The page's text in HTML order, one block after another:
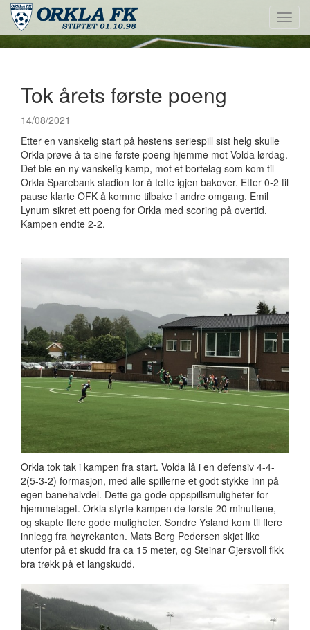
Tok årets første poeng
14/08/2021
Etter en vanskelig start på høstens seriespill sist helg skulle
Orkla prøve å ta sine første poeng hjemme mot Volda lørdag.
Det ble en ny vanskelig kamp, mot et bortelag som kom til
Orkla Sparebank stadion for å tette igjen bakover. Etter 0-2 til
pause klarte OFK å komme tilbake i andre omgang. Emil
Lynum sikret ett poeng for Orkla med scoring på overtid.
Kampen endte 2-2.
Orkla tok tak i kampen fra start. Volda lå i en defensiv 4-4-
2(5-3-2) formasjon, med alle spillerne et godt stykke inn på
egen banehalvdel. Dette ga gode oppspillsmuligheter for
hjemmelaget. Orkla styrte kampen de første 20 minuttene,
og skapte flere gode muligheter. Sondre Ysland kom til flere
innlegg fra høyrekanten. Mats Berg Pedersen skjøt like
utenfor på et skudd fra ca 15 meter, og Steinar Gjersvoll fikk
bra trøkk på et langskudd.